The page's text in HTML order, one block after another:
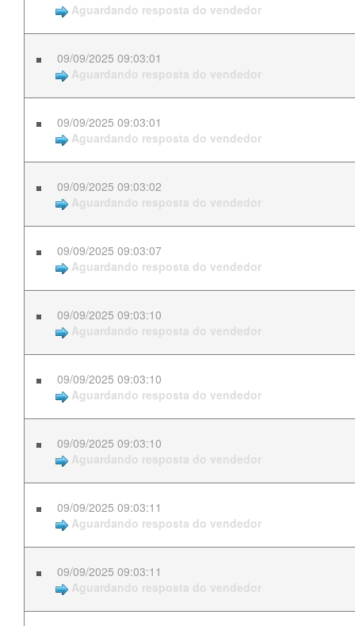
Aguardando resposta do vendedor
09/09/2025 09:03:01
Aguardando resposta do vendedor
09/09/2025 09:03:01
Aguardando resposta do vendedor
09/09/2025 09:03:02
Aguardando resposta do vendedor
09/09/2025 09:03:07
Aguardando resposta do vendedor
09/09/2025 09:03:10
Aguardando resposta do vendedor
09/09/2025 09:03:10
Aguardando resposta do vendedor
09/09/2025 09:03:10
Aguardando resposta do vendedor
09/09/2025 09:03:11
Aguardando resposta do vendedor
09/09/2025 09:03:11
Aguardando resposta do vendedor